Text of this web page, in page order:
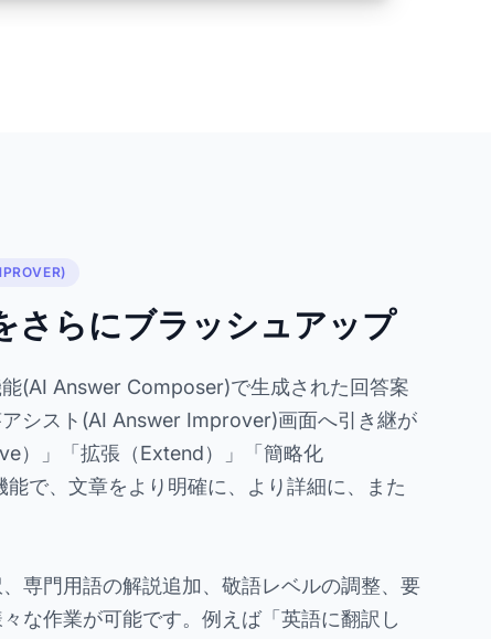
さらにブラッシュアップ
(AI Answer Composer)で生成された回答案
シスト(AI Answer Improver)画面へ引き継が
）」「拡張（Extend）」「簡略化
能で、文章をより明確に、より詳細に、また
専門用語の解説追加、敬語レベルの調整、要
な作業が可能です。例えば「英語に翻訳し